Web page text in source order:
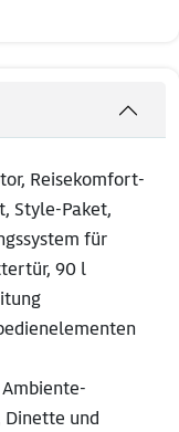
Reisekomfort-
Style-Paket,
für
90 l
Dinette und